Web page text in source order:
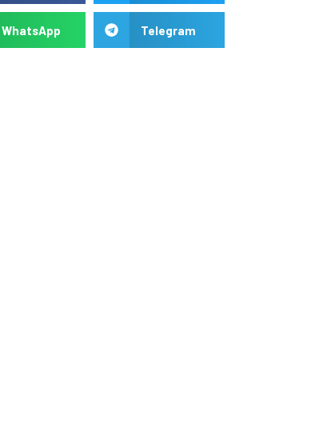
WhatsApp Telegram